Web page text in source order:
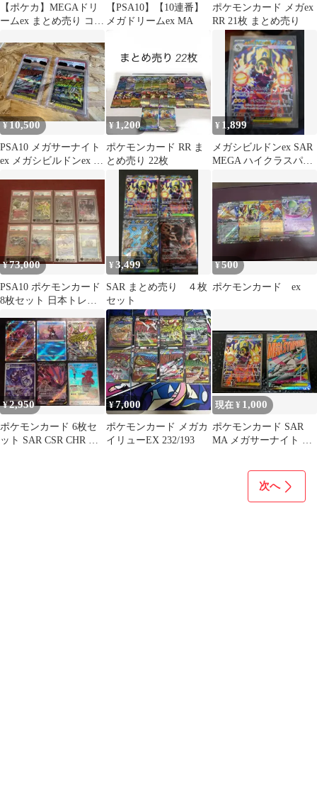
【ポケカ】MEGAドリ
ームex まとめ売り コダ
【PSA10】【10連番】
メガドリームex MA
ポケモンカード メガex
RR 21枚 まとめ売り
¥10,500
PSA10 メガサーナイト
ex メガシビルドンex 2
¥1,200
ポケモンカード RR ま
とめ売り 22枚
¥ 1,899
メガシビルドンex SAR
MEGA ハイクラスパッ
¥73,000
PSA10 ポケモンカード
8枚セット 日本トレカ
¥3,499
SAR まとめ売り ４枚
セット
¥500
ポケモンカード ex
¥2,950
ポケモンカード 6枚セ
ット SAR CSR CHR MA
¥7,000
ポケモンカード メガカ
イリューEX 232/193
現在 ¥ 1,000
ポケモンカード SAR
MA メガサーナイト メ
次へ